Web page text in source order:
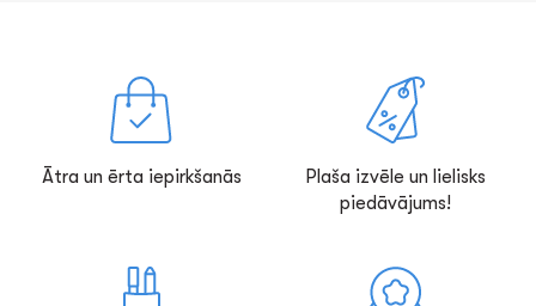
Ātra un ērta iepirkšanās
Plaša izvēle un lielisks
piedāvājums!